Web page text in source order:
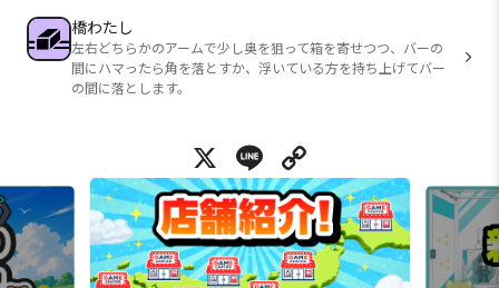
橋わたし
左右どちらかのアームで少し奥を狙って箱を寄せつつ、バーの
間にハマったら角を落とすか、浮いている方を持ち上げてバー
の間に落とします。
X Line